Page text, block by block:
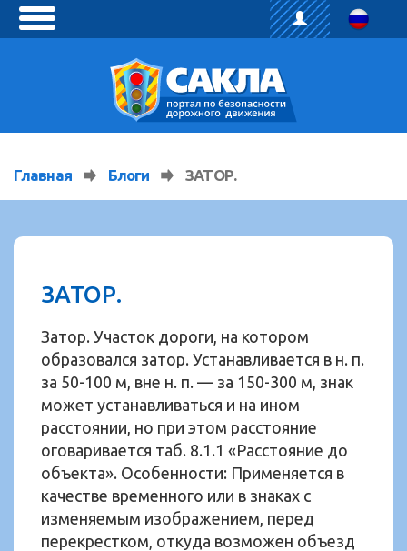
toggle
Главная Блоги ЗАТОР.
ЗАТОР.
Затор. Участок дороги, на котором
образовался затор. Устанавливается в н. п.
за 50-100 м, вне н. п. — за 150-300 м, знак
может устанавливаться и на ином
расстоянии, но при этом расстояние
оговаривается таб. 8.1.1 «Расстояние до
объекта». Особенности: Применяется в
качестве временного или в знаках с
изменяемым изображением, перед
перекрестком, откуда возможен объезд